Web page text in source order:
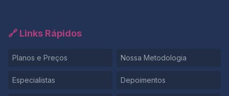
🔗 Links Rápidos
Planos e Preços Nossa Metodologia
Especialistas Depoimentos